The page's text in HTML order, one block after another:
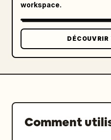
workspace.
DÉCOUVRIR
Comment